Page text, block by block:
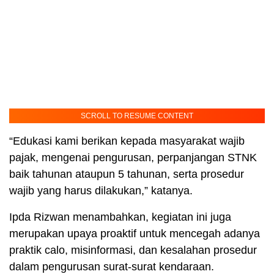
SCROLL TO RESUME CONTENT
“Edukasi kami berikan kepada masyarakat wajib
pajak, mengenai pengurusan, perpanjangan STNK
baik tahunan ataupun 5 tahunan, serta prosedur
wajib yang harus dilakukan,” katanya.
Ipda Rizwan menambahkan, kegiatan ini juga
merupakan upaya proaktif untuk mencegah adanya
praktik calo, misinformasi, dan kesalahan prosedur
dalam pengurusan surat-surat kendaraan.